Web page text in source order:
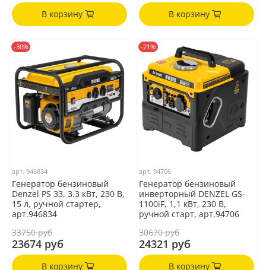
В корзину В корзину
-30%
арт.946834
Генератор бензиновый
Denzel PS 33, 3.3 кВт, 230 В,
15 л, ручной стартер,
арт.946834
33750 руб
23674 руб
В корзину
-21%
арт.94706
Генератор бензиновый
инверторный DENZEL GS-
1100iF, 1,1 кВт, 230 В,
ручной старт, арт.94706
30670 руб
24321 руб
В корзину